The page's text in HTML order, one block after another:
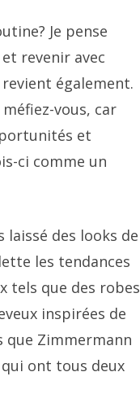
Je pense
revenir avec
également.
vous, car
et
ci comme un
des looks de
les tendances
tels que des robes
inspirées de
que Zimmermann
ont tous deux